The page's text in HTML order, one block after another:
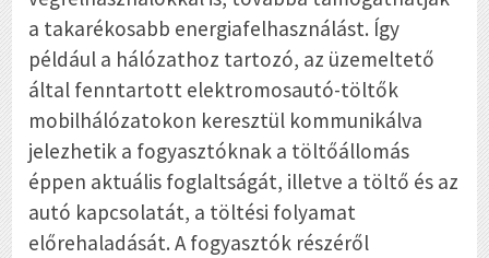
a takarékosabb energiafelhasználást. Így
például a hálózathoz tartozó, az üzemeltető
által fenntartott elektromosautó-töltők
mobilhálózatokon keresztül kommunikálva
jelezhetik a fogyasztóknak a töltőállomás
éppen aktuális foglaltságát, illetve a töltő és az
autó kapcsolatát, a töltési folyamat
előrehaladását. A fogyasztók részéről